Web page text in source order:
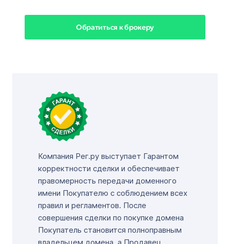
Обратиться к брокеру
Компания Рег.ру выступает Гарантом
корректности сделки и обеспечивает
правомерность передачи доменного
имени Покупателю с соблюдением всех
правил и регламентов. После
совершения сделки по покупке домена
Покупатель становится полноправным